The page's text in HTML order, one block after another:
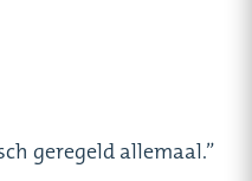
geregeld allemaal.”